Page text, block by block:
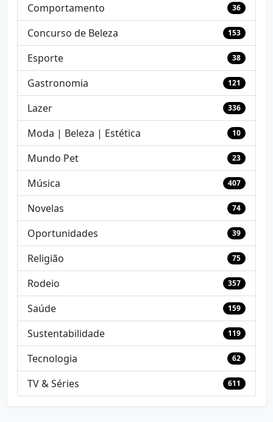
Comportamento 36
Concurso de Beleza 153
Esporte 38
Gastronomia 121
Lazer 336
Moda | Beleza | Estética 10
Mundo Pet 23
Música 407
Novelas 74
Oportunidades 39
Religião 75
Rodeio 357
Saúde 159
Sustentabilidade 119
Tecnologia 62
TV & Séries 611